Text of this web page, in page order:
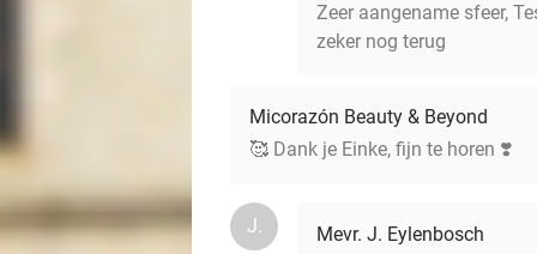
Zeer aangename sfeer,
zeker nog terug
Micorazón Beauty & Beyond
🥰 Dank je Einke, fijn te horen ❣️
J.
Mevr. J. Eylenbosch